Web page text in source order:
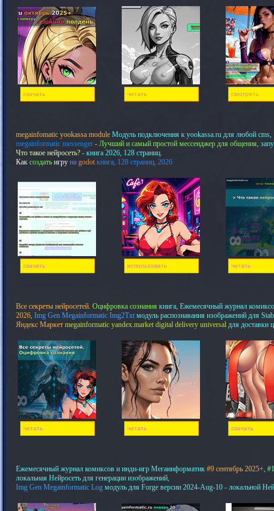
скачать читать смотреть
megainfomatic yookassa module Модуль подключения к yookassa.ru для любой cms,
megainformatic messenger - Лучший и самый простой мессенджер для общения,
Что такое нейросеть? - книга 2026, 128 страниц.
Как создать игру на godot книга, 128 страниц, 2026
скачать использовать читать
Все секреты нейросетей. Оцифровка сознания книга, Ежемесячный журнал
2026, Img Gen Megainformatic Img2Txt модуль распознавания изображений для
Яндекс Маркет megainformatic yandex.market digital delivery universal для доставки
читать читать скачать
Ежемесячный журнал комиксов и инди-игр Мегаинформатик #9 сентябрь 2025+,
локальная Нейросеть для генерации изображений,
Img Gen Megainformatic Log модуль для Forge версии 2024-Aug-10 - локальной